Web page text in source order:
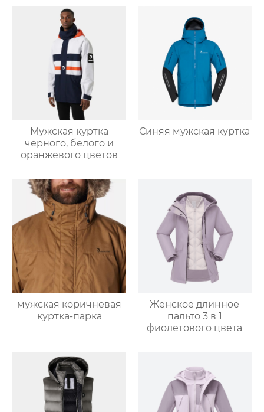
Мужская куртка
черного, белого и
оранжевого цветов
Синяя мужская куртка
мужская коричневая
куртка-парка
Женское длинное
пальто 3 в 1
фиолетового цвета